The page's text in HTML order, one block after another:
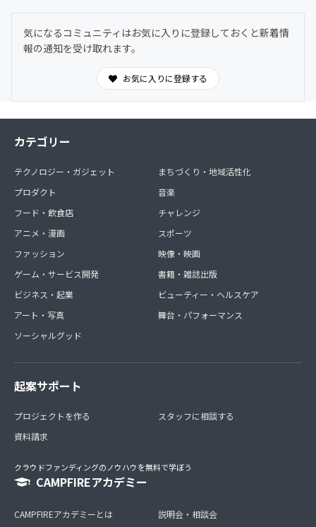
気になるコミュニティはお気に入りに登録しておくと新着情
報の通知を受け取れます。
お気に入りに登録する
カテゴリー
テクノロジー・ガジェット
プロダクト
フード・飲食店
アニメ・漫画
ファッション
ゲーム・サービス開発
ビジネス・起業
アート・写真
ソーシャルグッド
まちづくり・地域活性化
音楽
チャレンジ
スポーツ
映像・映画
書籍・雑誌出版
ビューティー・ヘルスケア
舞台・パフォーマンス
起案サポート
プロジェクトを作る
資料請求
スタッフに相談する
クラウドファンディングのノウハウを無料で学ぼう
CAMPFIREアカデミー
CAMPFIREアカデミーとは
説明会・相談会